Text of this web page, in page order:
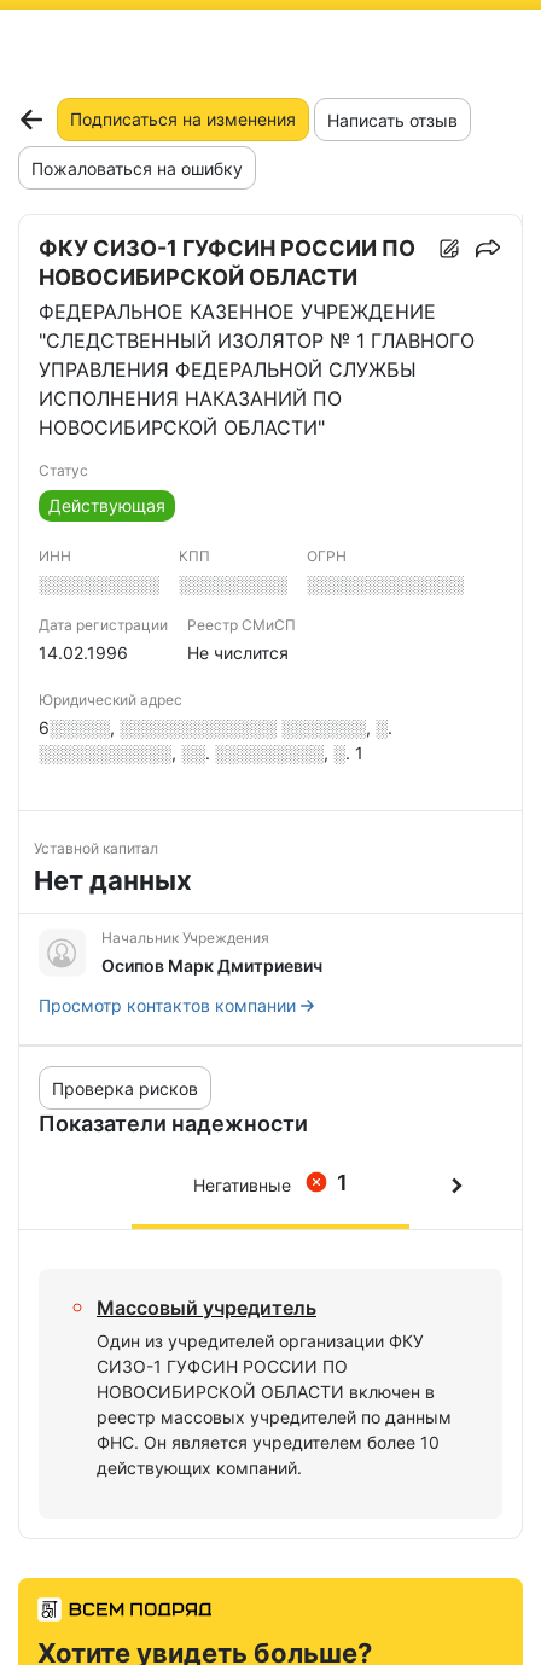
Подписаться на изменения Написать отзыв
Пожаловаться на ошибку
ФКУ СИЗО-1 ГУФСИН РОССИИ ПО
НОВОСИБИРСКОЙ ОБЛАСТИ
ФЕДЕРАЛЬНОЕ КАЗЕННОЕ УЧРЕЖДЕНИЕ
"СЛЕДСТВЕННЫЙ ИЗОЛЯТОР № 1 ГЛАВНОГО
УПРАВЛЕНИЯ ФЕДЕРАЛЬНОЙ СЛУЖБЫ
ИСПОЛНЕНИЯ НАКАЗАНИЙ ПО
НОВОСИБИРСКОЙ ОБЛАСТИ"
Статус
Действующая
ИНН
░░░░░░░░░░
КПП
░░░░░░░░░
ОГРН
░░░░░░░░░░░░░
Дата регистрации
14.02.1996
Реестр СМиСП
Не числится
Юридический адрес
6░░░░░, ░░░░░░░░░░░░░ ░░░░░░░, ░.
░░░░░░░░░░░, ░░. ░░░░░░░░░, ░. 1
Уставной капитал
Нет данных
Начальник Учреждения
Осипов Марк Дмитриевич
Просмотр контактов компании
Показатели надежности
Проверка рисков
1
Негативные
Массовый учредитель
Один из учредителей организации ФКУ
СИЗО-1 ГУФСИН РОССИИ ПО
НОВОСИБИРСКОЙ ОБЛАСТИ включен в
реестр массовых учредителей по данным
ФНС. Он является учредителем более 10
действующих компаний.
Хотите увидеть больше?